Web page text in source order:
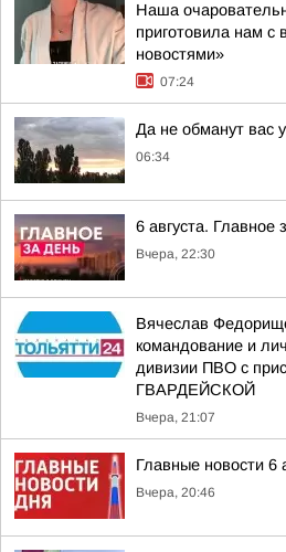
Наша
приготовила нам с
новостями»
07:24
Да не обманут вас
06:34
6 августа. Главное
Вчера, 22:30
Вячеслав
командование и
дивизии ПВО с
ГВАРДЕЙСКОЙ
Вчера, 21:07
Главные новости 6
Вчера, 20:46